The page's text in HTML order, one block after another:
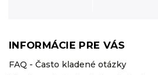
INFORMÁCIE PRE VÁS
FAQ - Často kladené otázky